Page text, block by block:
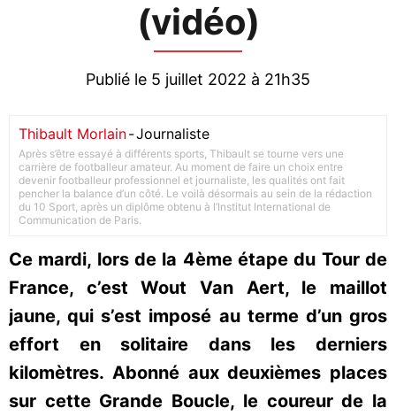
(vidéo)
Publié le 5 juillet 2022 à 21h35
Thibault Morlain-Journaliste
Après s’être essayé à différents sports, Thibault se tourne vers une
carrière de footballeur amateur. Au moment de faire un choix entre
devenir footballeur professionnel et journaliste, les qualités ont fait
pencher la balance d’un côté. Le voilà désormais au sein de la rédaction
du 10 Sport, après un diplôme obtenu à l’Institut International de
Communication de Paris.
Ce mardi, lors de la 4ème étape du Tour de
France, c’est Wout Van Aert, le maillot
jaune, qui s’est imposé au terme d’un gros
effort en solitaire dans les derniers
kilomètres. Abonné aux deuxièmes places
sur cette Grande Boucle, le coureur de la